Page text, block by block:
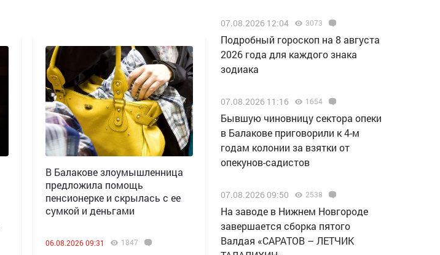
В Балакове злоумышленница
предложила помощь
пенсионерке и скрылась с ее
сумкой и деньгами
06.08.2026 09:31 1847
07.08.2026 12:04 3073
Подробный гороскоп на 8 августа
2026 года для каждого знака
зодиака
07.08.2026 11:16 1654
Бывшую чиновницу сектора опеки
в Балакове приговорили к 4-м
годам колонии за взятки от
опекунов-садистов
07.08.2026 09:50 2538
Н️а заводе в Нижнем Новгороде
завершается сборка пятого
Валдая «САРАТОВ – ЛЕТЧИК